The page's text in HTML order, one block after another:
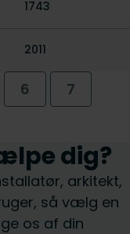
1743
2011
6
7
dig?
arkitekt,
så vælg en
os af din